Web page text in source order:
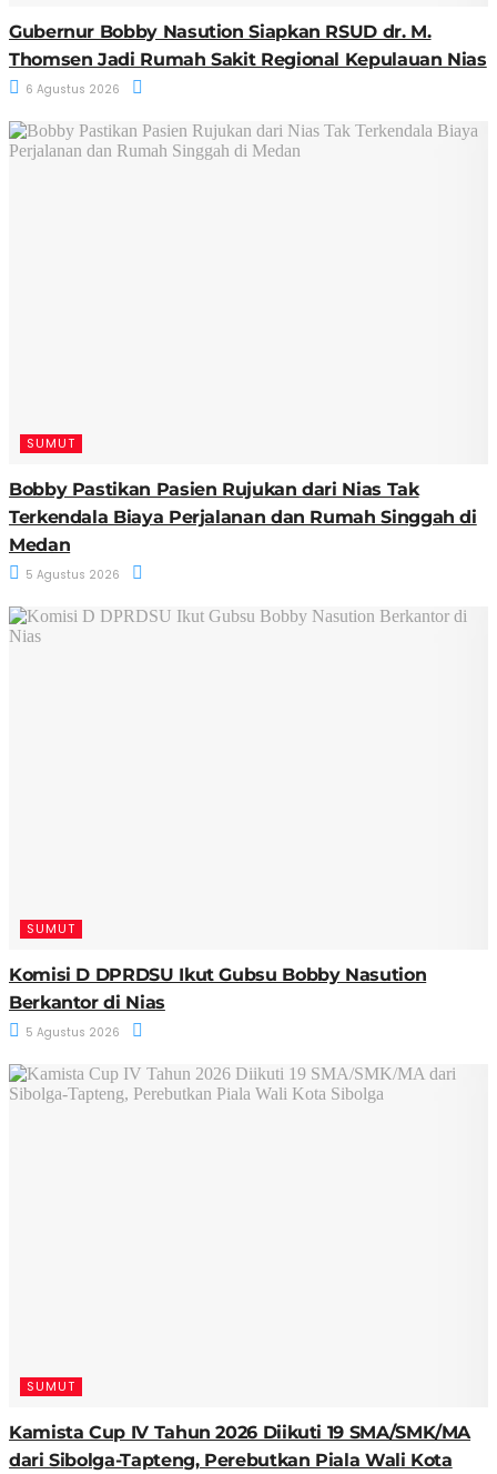
Gubernur Bobby Nasution Siapkan RSUD dr. M.
Thomsen Jadi Rumah Sakit Regional Kepulauan Nias
6 Agustus 2026
SUMUT
Bobby Pastikan Pasien Rujukan dari Nias Tak
Terkendala Biaya Perjalanan dan Rumah Singgah di
Medan
5 Agustus 2026
SUMUT
Komisi D DPRDSU Ikut Gubsu Bobby Nasution
Berkantor di Nias
5 Agustus 2026
SUMUT
Kamista Cup IV Tahun 2026 Diikuti 19 SMA/SMK/MA
dari Sibolga-Tapteng, Perebutkan Piala Wali Kota